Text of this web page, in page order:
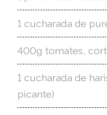
1 cucharada de
400g tomates,
1 cucharada de
picante)